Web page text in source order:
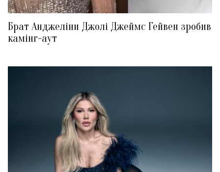
Брат Анджеліни Джолі Джеймс Гейвен зробив
камінг-аут